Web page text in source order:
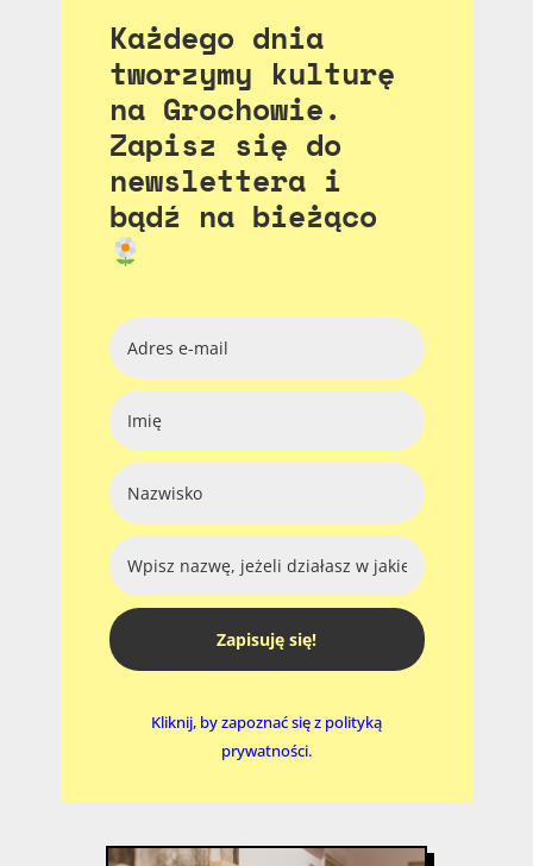
Każdego dnia
tworzymy kulturę
na Grochowie.
Zapisz się do
newslettera i
bądź na bieżąco
Zapisuję się!
Kliknij, by zapoznać się z polityką
prywatności.